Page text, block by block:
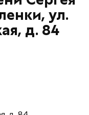
ул.
д. 84